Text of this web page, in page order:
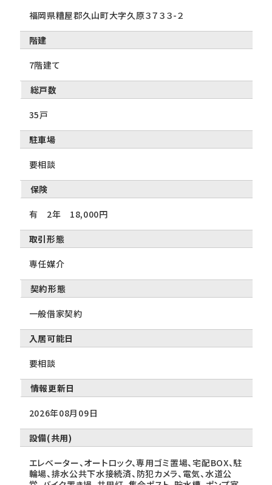
福岡県糟屋郡久山町大字久原３７３３-２
階建
7階建て
総戸数
35戸
駐車場
要相談
保険
有 2年 18,000円
取引形態
専任媒介
契約形態
一般借家契約
入居可能日
要相談
情報更新日
2026年08月09日
設備(共用)
エレベーター、オートロック、専用ゴミ置場、宅配BOX、駐
輪場、排水公共下水接続済、防犯カメラ、電気、水道公